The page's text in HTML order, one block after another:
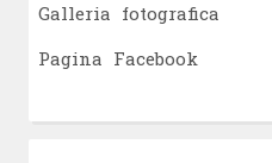
Galleria fotografica
Pagina Facebook